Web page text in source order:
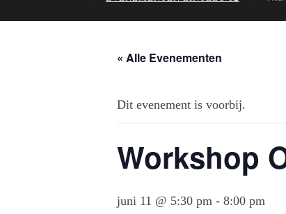
« Alle Evenementen
Dit evenement is voorbij.
Workshop
juni 11 @ 5:30 pm - 8:00 pm